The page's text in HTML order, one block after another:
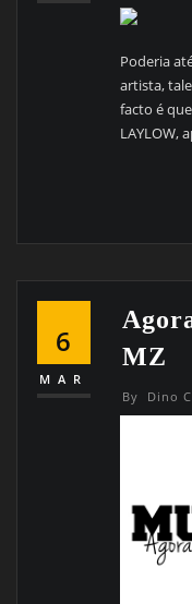
Poderia
artista,
facto é
LAYLOW,
6
MAR
MZ
By Dino